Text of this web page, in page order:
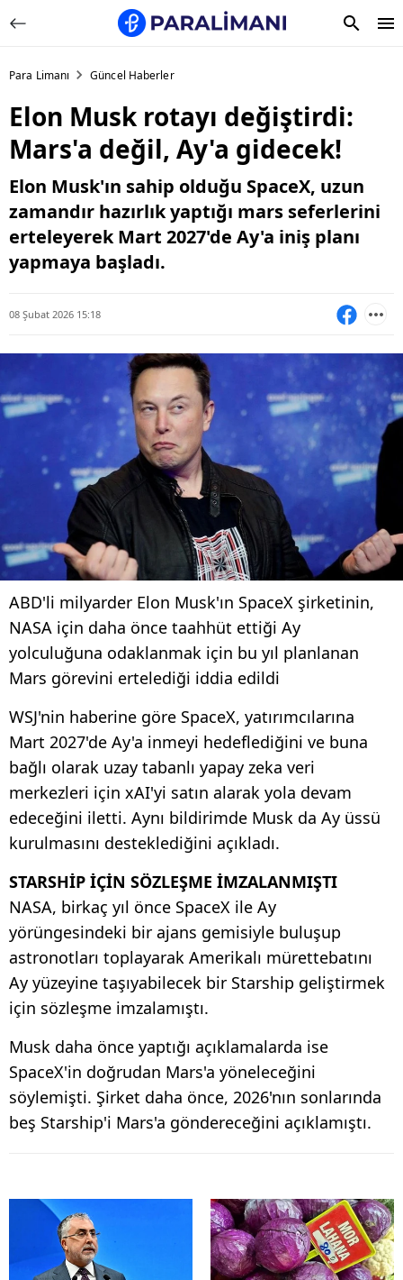
Para Limanı Güncel Haberler
Elon Musk rotayı değiştirdi:
Mars'a değil, Ay'a gidecek!
Elon Musk'ın sahip olduğu SpaceX, uzun
zamandır hazırlık yaptığı mars seferlerini
erteleyerek Mart 2027'de Ay'a iniş planı
yapmaya başladı.
08 Şubat 2026 15:18
ABD'li milyarder Elon Musk'ın SpaceX şirketinin,
NASA için daha önce taahhüt ettiği Ay
yolculuğuna odaklanmak için bu yıl planlanan
Mars görevini ertelediği iddia edildi
WSJ'nin haberine göre SpaceX, yatırımcılarına
Mart 2027'de Ay'a inmeyi hedeflediğini ve buna
bağlı olarak uzay tabanlı yapay zeka veri
merkezleri için xAI'yi satın alarak yola devam
edeceğini iletti. Aynı bildirimde Musk da Ay üssü
kurulmasını desteklediğini açıkladı.
STARSHİP İÇİN SÖZLEŞME İMZALANMIŞTI
NASA, birkaç yıl önce SpaceX ile Ay
yörüngesindeki bir ajans gemisiyle buluşup
astronotları toplayarak Amerikalı mürettebatını
Ay yüzeyine taşıyabilecek bir Starship geliştirmek
için sözleşme imzalamıştı.
Musk daha önce yaptığı açıklamalarda ise
SpaceX'in doğrudan Mars'a yöneleceğini
söylemişti. Şirket daha önce, 2026'nın sonlarında
beş Starship'i Mars'a göndereceğini açıklamıştı.